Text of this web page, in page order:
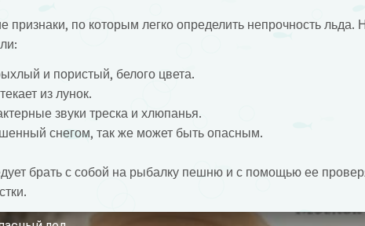
по которым легко определить непрочность льда.
и пористый, белого цвета.
из лунок.
звуки треска и хлюпанья.
снегом, так же может быть опасным.
брать с собой на рыбалку пешню и с помощью ее